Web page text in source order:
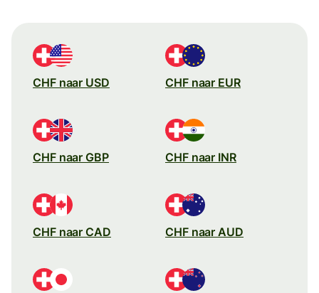
CHF naar USD CHF naar EUR
CHF naar GBP CHF naar INR
CHF naar CAD CHF naar AUD